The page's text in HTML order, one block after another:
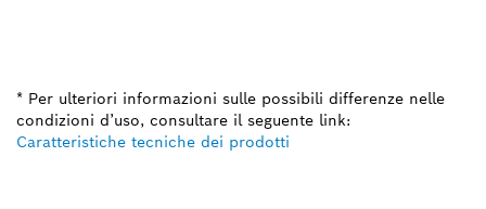
* Per ulteriori informazioni sulle possibili differenze nelle
condizioni d’uso, consultare il seguente link:
Caratteristiche tecniche dei prodotti